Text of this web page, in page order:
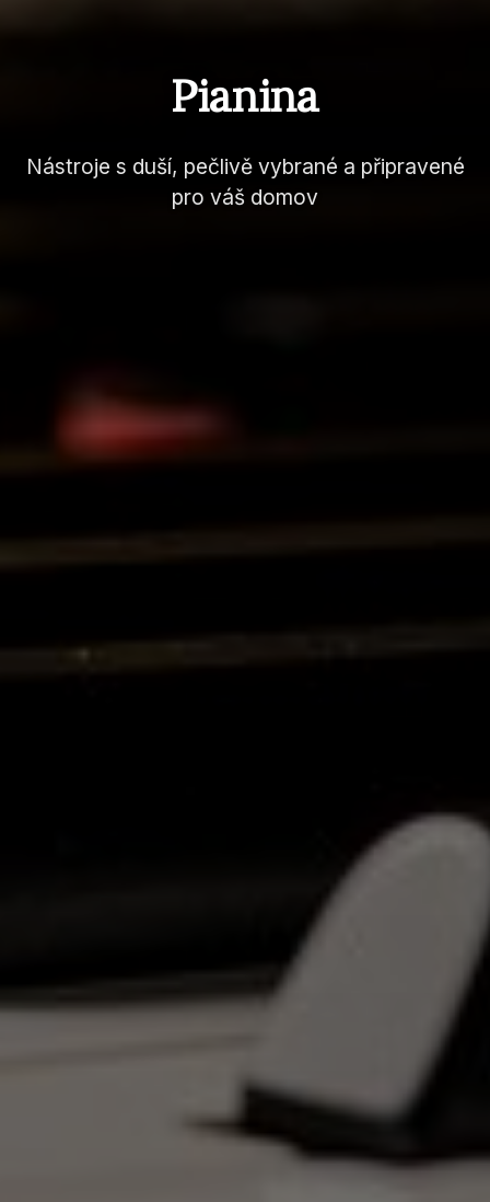
Pianina
Nástroje s duší, pečlivě vybrané a připravené
pro váš domov